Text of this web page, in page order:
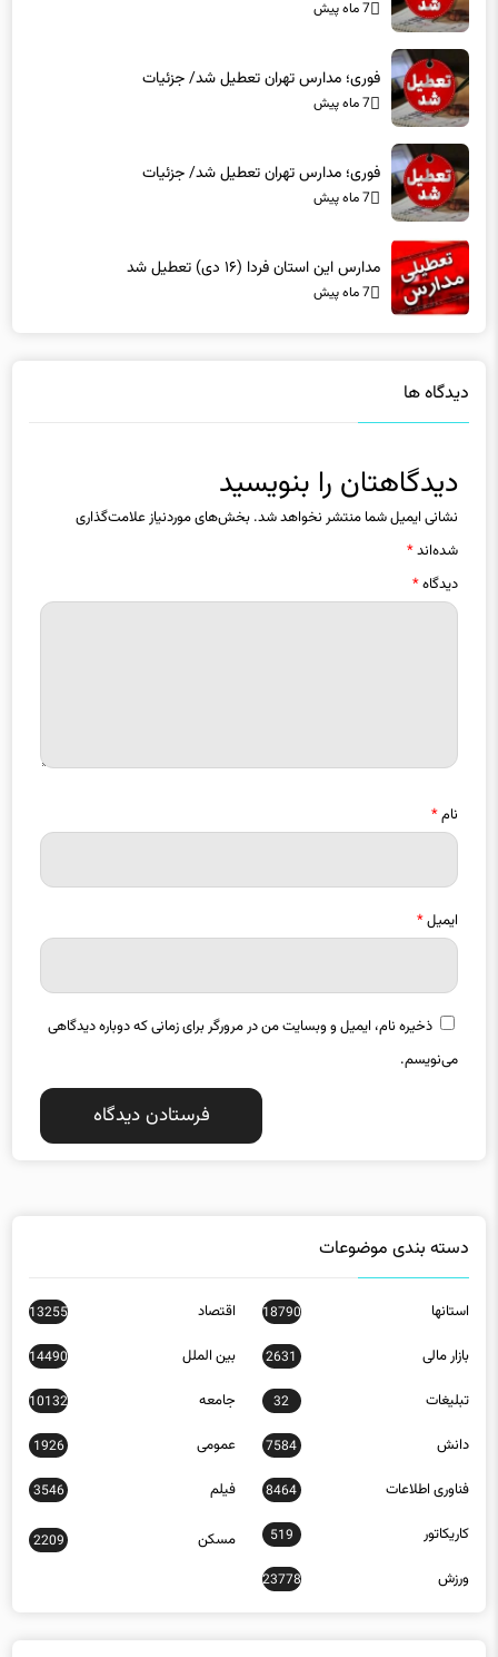
7 ماه پیش
فوری؛ مدارس تهران تعطیل شد/ جزئیات
7 ماه پیش
فوری؛ مدارس تهران تعطیل شد/ جزئیات
7 ماه پیش
مدارس این استان فردا (۱۶ دی) تعطیل شد
7 ماه پیش
دیدگاه ها
دیدگاهتان را بنویسید
نشانی ایمیل شما منتشر نخواهد شد. بخش‌های موردنیاز علامت‌گذاری
شده‌اند*
دیدگاه*
نام*
ایمیل*
ذخیره نام، ایمیل و وبسایت من در مرورگر برای زمانی که دوباره دیدگاهی
می‌نویسم.
دسته بندی موضوعات
استانها 18790 اقتصاد 13255
بازار مالی 2631 بین الملل 14490
تبلیغات 32 جامعه 10132
دانش 7584 عمومی 1926
فناوری اطلاعات 8464 فیلم 3546
کاریکاتور 519 مسکن 2209
ورزش 23778